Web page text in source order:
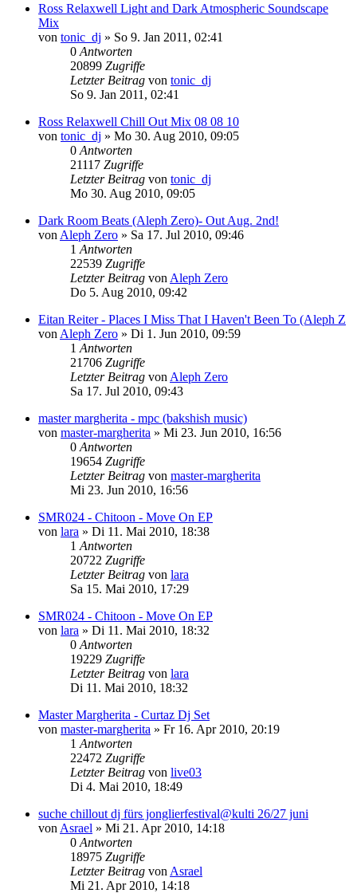
Ross Relaxwell Light and Dark Atmospheric Soundscape
Mix
von tonic_dj » So 9. Jan 2011, 02:41
0 Antworten
20899 Zugriffe
Letzter Beitrag von tonic_dj
So 9. Jan 2011, 02:41
Ross Relaxwell Chill Out Mix 08 08 10
von tonic_dj » Mo 30. Aug 2010, 09:05
0 Antworten
21117 Zugriffe
Letzter Beitrag von tonic_dj
Mo 30. Aug 2010, 09:05
Dark Room Beats (Aleph Zero)- Out Aug. 2nd!
von Aleph Zero » Sa 17. Jul 2010, 09:46
1 Antworten
22539 Zugriffe
Letzter Beitrag von Aleph Zero
Do 5. Aug 2010, 09:42
Eitan Reiter - Places I Miss That I Haven't Been To (Aleph Z
von Aleph Zero » Di 1. Jun 2010, 09:59
1 Antworten
21706 Zugriffe
Letzter Beitrag von Aleph Zero
Sa 17. Jul 2010, 09:43
master margherita - mpc (bakshish music)
von master-margherita » Mi 23. Jun 2010, 16:56
0 Antworten
19654 Zugriffe
Letzter Beitrag von master-margherita
Mi 23. Jun 2010, 16:56
SMR024 - Chitoon - Move On EP
von lara » Di 11. Mai 2010, 18:38
1 Antworten
20722 Zugriffe
Letzter Beitrag von lara
Sa 15. Mai 2010, 17:29
SMR024 - Chitoon - Move On EP
von lara » Di 11. Mai 2010, 18:32
0 Antworten
19229 Zugriffe
Letzter Beitrag von lara
Di 11. Mai 2010, 18:32
Master Margherita - Curtaz Dj Set
von master-margherita » Fr 16. Apr 2010, 20:19
1 Antworten
22472 Zugriffe
Letzter Beitrag von live03
Di 4. Mai 2010, 18:49
suche chillout dj fürs jonglierfestival@kulti 26/27 juni
von Asrael » Mi 21. Apr 2010, 14:18
0 Antworten
18975 Zugriffe
Letzter Beitrag von Asrael
Mi 21. Apr 2010, 14:18